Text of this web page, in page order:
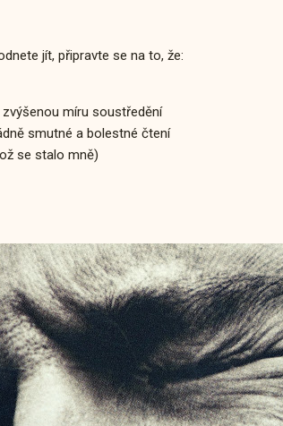
jít, připravte se na to, že:
míru soustředění
smutné a bolestné čtení
se stalo mně)